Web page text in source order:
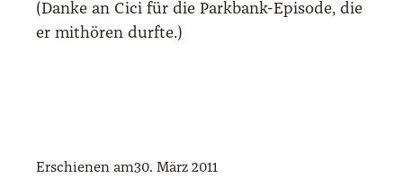
(Dan­ke an Cici für die Park­bank-Epi­so­de, die
er mit­hö­ren durf­te.)
Erschienen am30. März 2011